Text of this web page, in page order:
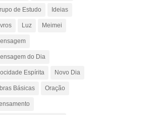
de Estudo Ideias
Luz Meimei
do Dia
Espírita Novo Dia
Básicas Oração